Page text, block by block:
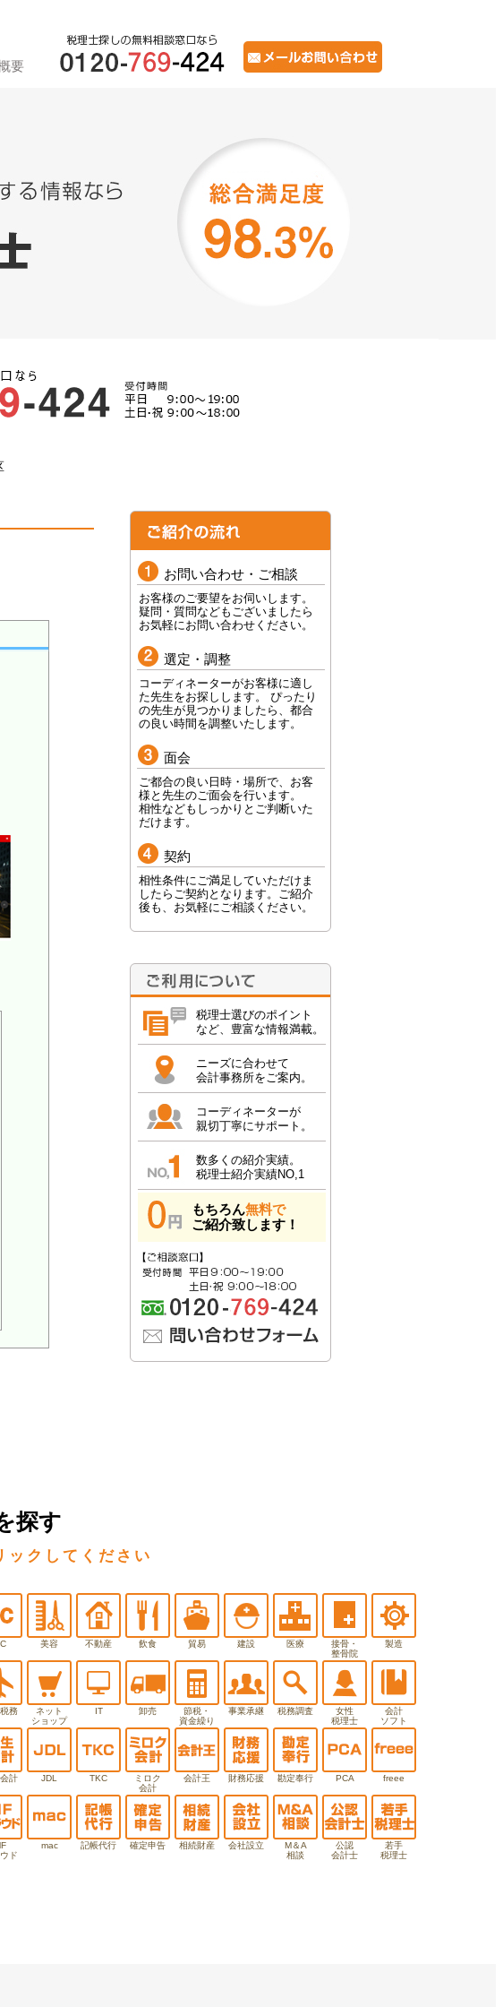
要
お問い合わせ・ご相談
お客様のご要望をお伺いします。
疑問・質問などもございましたら
お気軽にお問い合わせください。
選定・調整
コーディネーターがお客様に適し
た先生をお探しします。 ぴったり
の先生が見つかりましたら、都合
の良い時間を調整いたします。
面会
ご都合の良い日時・場所で、お客
様と先生のご面会を行います。
相性などもしっかりとご判断いた
だけます。
契約
相性条件にご満足していただけま
したらご契約となります。ご紹介
後も、お気軽にご相談ください。
税理士選びのポイント
など、豊富な情報満載。
ニーズに合わせて
会計事務所をご案内。
コーディネーターが
親切丁寧にサポート。
数多くの紹介実績。
税理士紹介実績NO,1
もちろん無料で
ご紹介致します！
探す
ックしてください
美容 不動産 飲食 貿易 建設 医療
接骨・
整骨院
製造
務
ネット
ショップ
IT 卸売
節税・
資金繰り
事業承継 税務調査
女性
税理士
会計
ソフト
計 JDL TKC
ミロク
会計
会計王 財務応援 勘定奉行 PCA freee
ド
mac 記帳代行 確定申告 相続財産 会社設立
M＆A
相談
公認
会計士
若手
税理士